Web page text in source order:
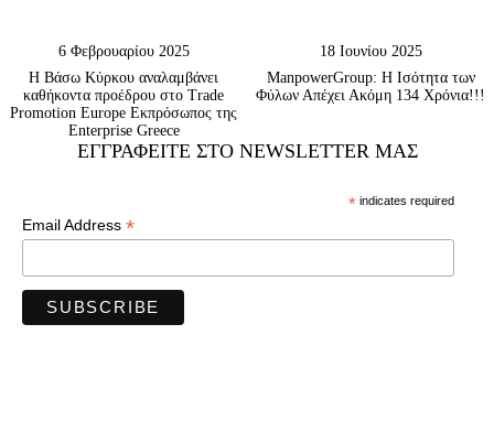
6 Φεβρουαρίου 2025
Η Βάσω Κύρκου αναλαμβάνει
καθήκοντα προέδρου στο Trade
Promotion Europe Εκπρόσωπος της
Enterprise Greece
18 Ιουνίου 2025
ManpowerGroup: Η Ισότητα των
Φύλων Απέχει Ακόμη 134 Χρόνια!!!
ΕΓΓΡΑΦΕΊΤΕ ΣΤΟ NEWSLETTER ΜΑΣ
*indicates required
Email Address *